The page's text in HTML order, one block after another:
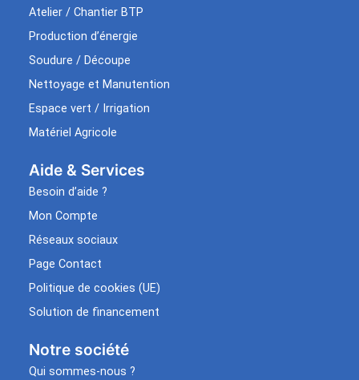
Atelier / Chantier BTP
Production d’énergie
Soudure / Découpe
Nettoyage et Manutention
Espace vert / Irrigation
Matériel Agricole
Aide & Services​
Besoin d’aide ?
Mon Compte
Réseaux sociaux
Page Contact
Politique de cookies (UE)
Solution de financement
Notre société
Qui sommes-nous ?